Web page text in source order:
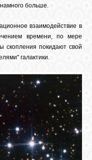
больше.
взаимодействие в
времени, по мере
скопления покидают свой
галактики.